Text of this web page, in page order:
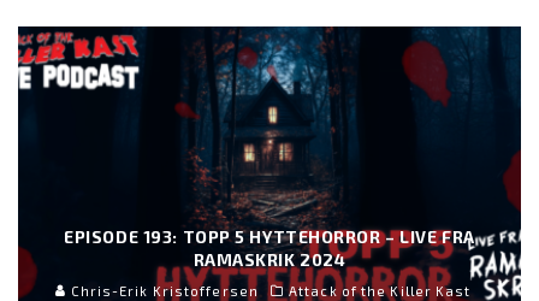
EPISODE 193: TOPP 5 HYTTEHORROR – LIVE FRA
RAMASKRIK 2024
Chris-Erik Kristoffersen
Attack of the Killer Kast